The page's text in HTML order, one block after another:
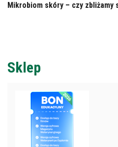
Mikrobiom skóry – czy zbliżamy
Sklep